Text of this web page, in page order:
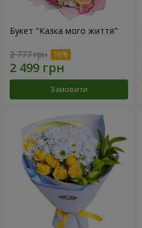
Букет "Казка мого життя"
2 777 грн
Замовити